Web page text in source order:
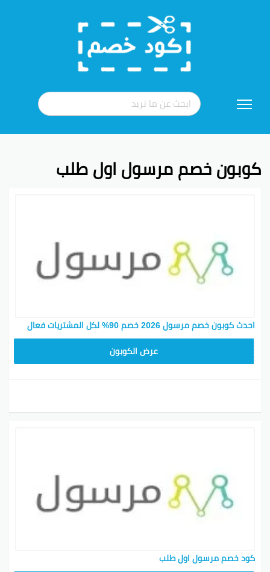
إلى
كوبون خصم مرسول اول طلب
احدث كوبون خصم مرسول 2026 خصم 90% لكل المشتريات فعال
عرض الكوبون
كود خصم مرسول اول طلب